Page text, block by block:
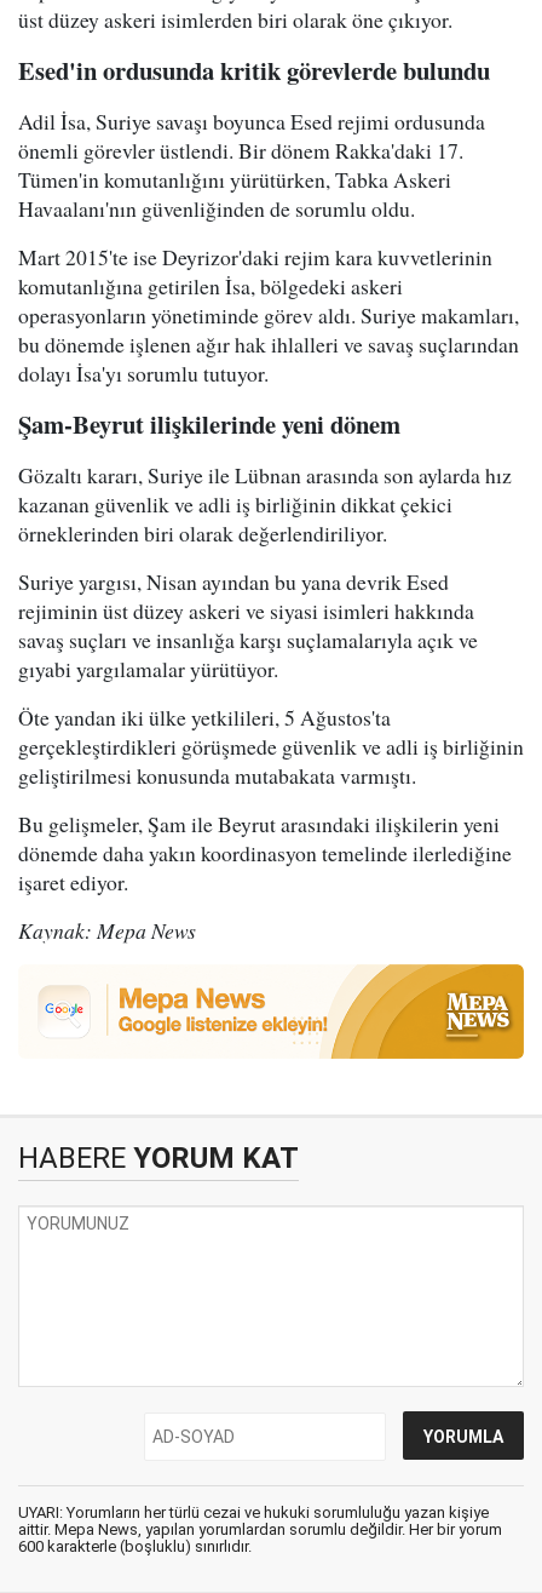
üst düzey askeri isimlerden biri olarak öne çıkıyor.
Esed'in ordusunda kritik görevlerde bulundu
Adil İsa, Suriye savaşı boyunca Esed rejimi ordusunda
önemli görevler üstlendi. Bir dönem Rakka'daki 17.
Tümen'in komutanlığını yürütürken, Tabka Askeri
Havaalanı'nın güvenliğinden de sorumlu oldu.
Mart 2015'te ise Deyrizor'daki rejim kara kuvvetlerinin
komutanlığına getirilen İsa, bölgedeki askeri
operasyonların yönetiminde görev aldı. Suriye makamları,
bu dönemde işlenen ağır hak ihlalleri ve savaş suçlarından
dolayı İsa'yı sorumlu tutuyor.
Şam-Beyrut ilişkilerinde yeni dönem
Gözaltı kararı, Suriye ile Lübnan arasında son aylarda hız
kazanan güvenlik ve adli iş birliğinin dikkat çekici
örneklerinden biri olarak değerlendiriliyor.
Suriye yargısı, Nisan ayından bu yana devrik Esed
rejiminin üst düzey askeri ve siyasi isimleri hakkında
savaş suçları ve insanlığa karşı suçlamalarıyla açık ve
gıyabi yargılamalar yürütüyor.
Öte yandan iki ülke yetkilileri, 5 Ağustos'ta
gerçekleştirdikleri görüşmede güvenlik ve adli iş birliğinin
geliştirilmesi konusunda mutabakata varmıştı.
Bu gelişmeler, Şam ile Beyrut arasındaki ilişkilerin yeni
dönemde daha yakın koordinasyon temelinde ilerlediğine
işaret ediyor.
Kaynak: Mepa News
HABERE YORUM KAT
UYARI: Yorumların her türlü cezai ve hukuki sorumluluğu yazan kişiye
aittir. Mepa News, yapılan yorumlardan sorumlu değildir. Her bir yorum
600 karakterle (boşluklu) sınırlıdır.